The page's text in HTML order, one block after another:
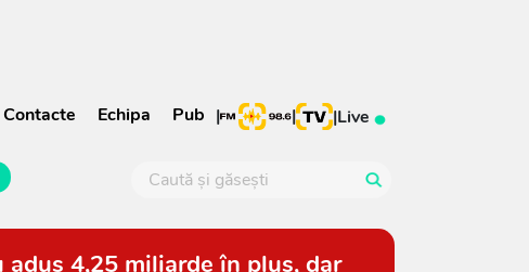
Contacte Echipa Pub | | |Live
4,25 miliarde în plus, dar